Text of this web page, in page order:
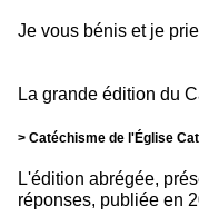
Je vous bénis et je
La grande édition du
> Catéchisme de l'Église
L'édition abrégée,
réponses, publiée en